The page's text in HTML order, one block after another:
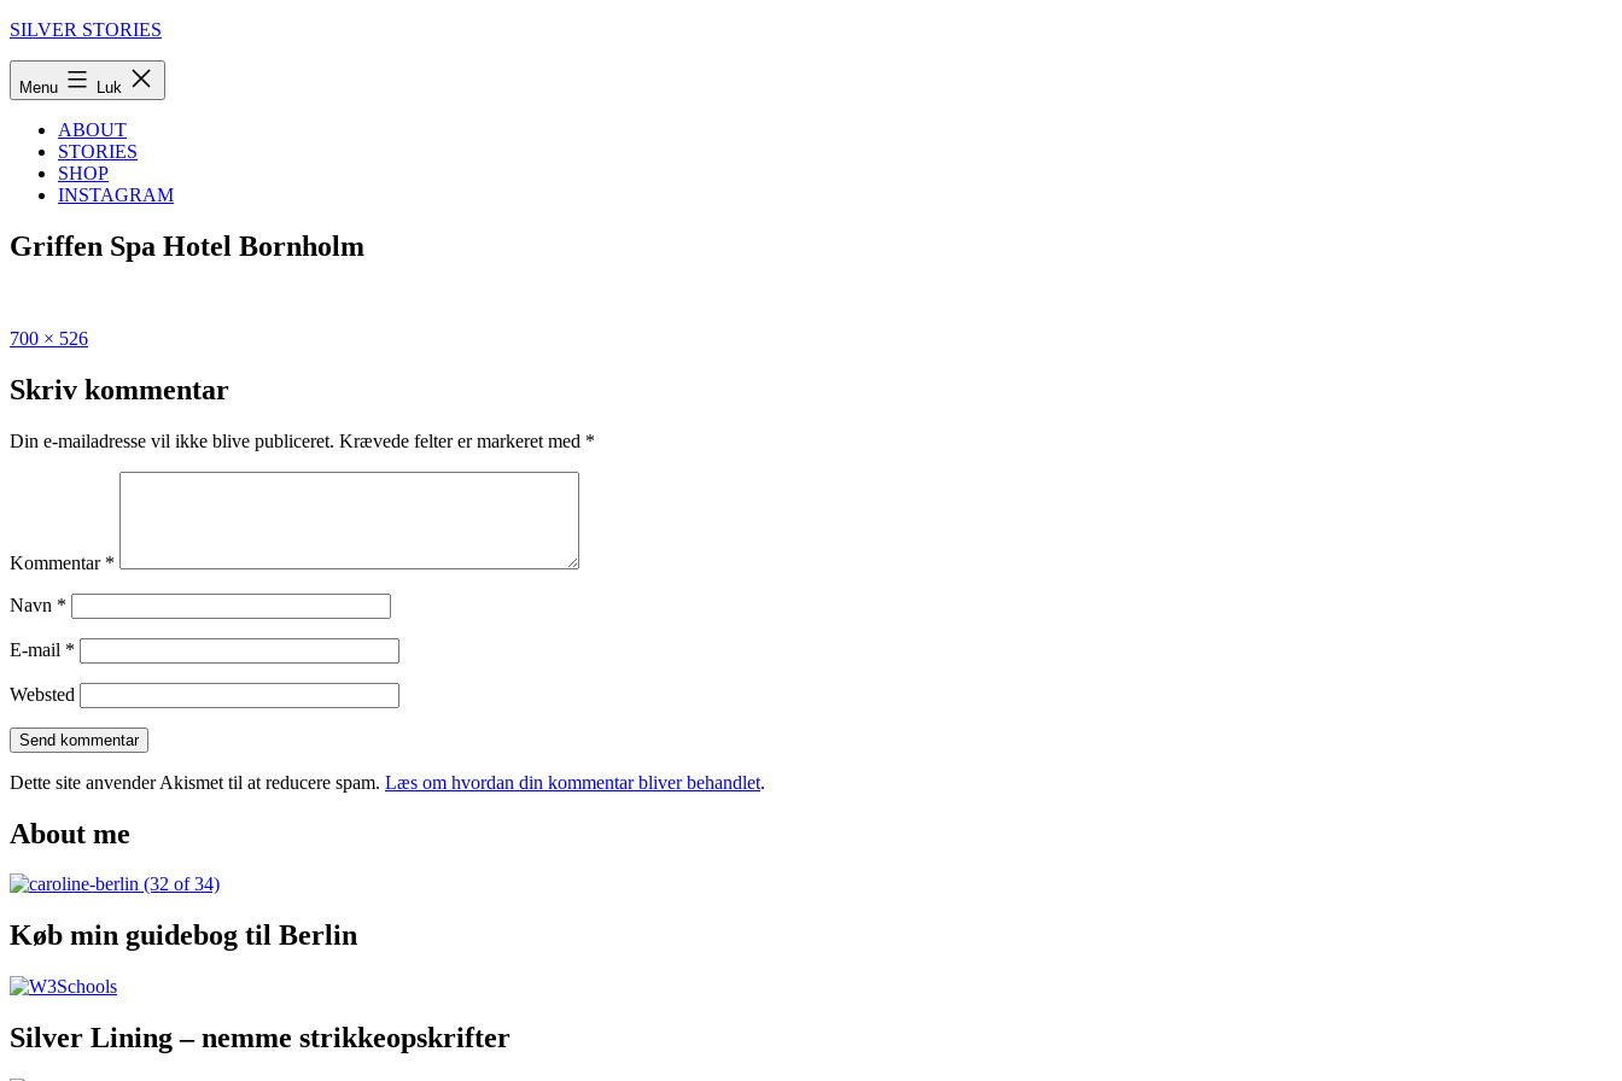
Fortsæt
SILVER STORIES
Menu Luk
ABOUT
STORIES
SHOP
INSTAGRAM
Griffen Spa Hotel Bornholm
Udgivet
Den
ultimative
til
Fuld
700 × 526
Skriv kommentar
Din e-mailadresse vil ikke blive publiceret. Krævede felter er markeret med *
Kommentar *
Navn *
E-mail *
Websted
Dette site anvender Akismet til at reducere spam. Læs om hvordan din kommentar bliver behandlet.
About me
Køb min guidebog til Berlin
Silver Lining – nemme strikkeopskrifter